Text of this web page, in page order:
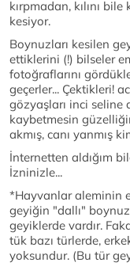
kırpmadan, kılını
kesiyor.
Boynuzları kesilen
ettiklerini (!) bilseler
fotoğraflarını
geçerler... Çektikleri!
gözyaşları inci seline
kaybetmesin
akmış, canı yanmış
İnternetten aldığım
İzninizle...
*Hayvanlar aleminin
geyiğin "dallı"
geyiklerde vardır.
tük bazı türlerde,
yoksundur. (Bu tür